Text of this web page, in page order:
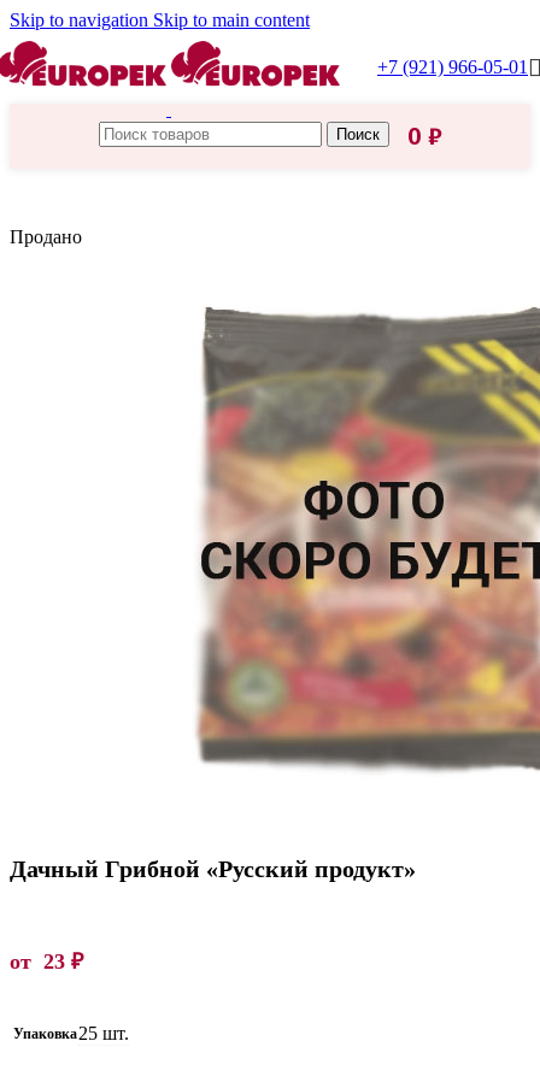
Skip to navigation Skip to main content
+7 (921) 966-05-01
Поиск 0 ₽
Продано
Дачный Грибной «Русский продукт»
от 23 ₽
Упаковка25 шт.